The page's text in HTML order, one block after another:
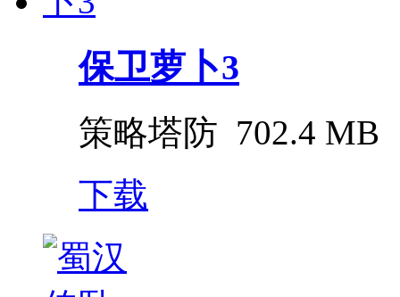
保卫萝卜3
策略塔防 702.4 MB
下载